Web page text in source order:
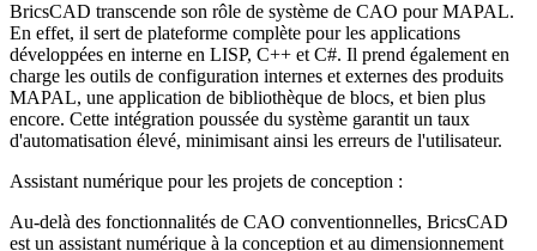
BricsCAD transcende son rôle de système de CAO pour MAPAL.
En effet, il sert de plateforme complète pour les applications
développées en interne en LISP, C++ et C#. Il prend également en
charge les outils de configuration internes et externes des produits
MAPAL, une application de bibliothèque de blocs, et bien plus
encore. Cette intégration poussée du système garantit un taux
d'automatisation élevé, minimisant ainsi les erreurs de l'utilisateur.
Assistant numérique pour les projets de conception :
Au-delà des fonctionnalités de CAO conventionnelles, BricsCAD
est un assistant numérique à la conception et au dimensionnement